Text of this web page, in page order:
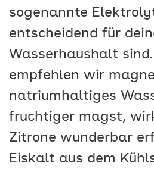
sogenannte
entscheidend für
Wasserhaushalt
empfehlen wir
natriumhaltiges
fruchtiger magst,
Zitrone wunderbar
Eiskalt aus dem